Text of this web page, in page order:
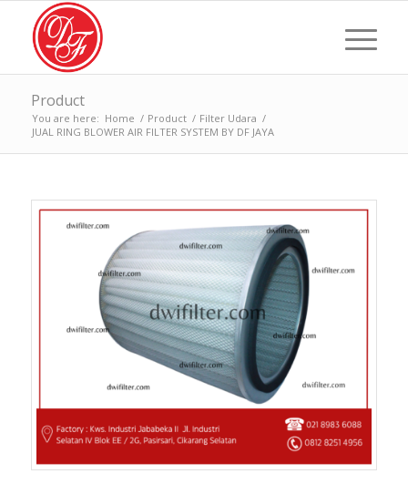
Product
You are here: Home / Product / Filter Udara /
JUAL RING BLOWER AIR FILTER SYSTEM BY DF JAYA